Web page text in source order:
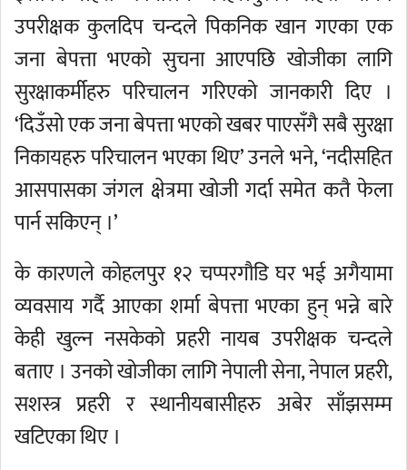
उपरीक्षक कुलदिप चन्दले पिकनिक खान गएका एक
जना बेपत्ता भएको सुचना आएपछि खोजीका लागि
सुरक्षाकर्मीहरु परिचालन गरिएको जानकारी दिए ।
‘दिउँसो एक जना बेपत्ता भएको खबर पाएसँगै सबै सुरक्षा
निकायहरु परिचालन भएका थिए’ उनले भने, ‘नदीसहित
आसपासका जंगल क्षेत्रमा खोजी गर्दा समेत कतै फेला
पार्न सकिएन् ।’
के कारणले कोहलपुर १२ चप्परगौडि घर भई अगैयामा
व्यवसाय गर्दै आएका शर्मा बेपत्ता भएका हुन् भन्ने बारे
केही खुल्न नसकेको प्रहरी नायब उपरीक्षक चन्दले
बताए । उनको खोजीका लागि नेपाली सेना, नेपाल प्रहरी,
सशस्त्र प्रहरी र स्थानीयबासीहरु अबेर साँझसम्म
खटिएका थिए ।